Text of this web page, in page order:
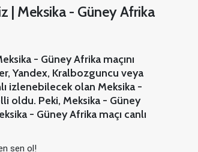
| Meksika - Güney Afrika
- Güney Afrika maçını
Yandex, Kralbozguncu veya
izlenebilecek olan Meksika -
oldu. Peki, Meksika - Güney
- Güney Afrika maçı canlı
sen ol!